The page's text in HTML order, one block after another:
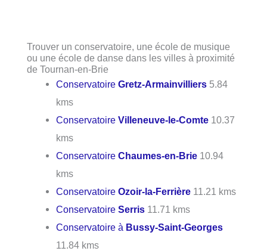
Trouver un conservatoire, une école de musique
ou une école de danse dans les villes à proximité
de Tournan-en-Brie
ConservatoireGretz-Armainvilliers 5.84
kms
ConservatoireVilleneuve-le-Comte 10.37
kms
ConservatoireChaumes-en-Brie 10.94
kms
ConservatoireOzoir-la-Ferrière 11.21 kms
ConservatoireSerris 11.71 kms
Conservatoire à Bussy-Saint-Georges
11.84 kms